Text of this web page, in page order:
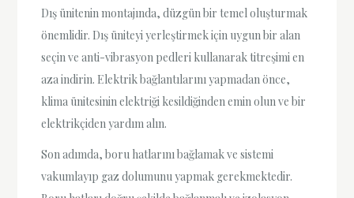
Dış ünitenin montajında, düzgün bir temel oluşturmak
önemlidir. Dış üniteyi yerleştirmek için uygun bir alan
seçin ve anti-vibrasyon pedleri kullanarak titreşimi en
aza indirin. Elektrik bağlantılarını yapmadan önce,
klima ünitesinin elektriği kesildiğinden emin olun ve bir
elektrikçiden yardım alın.
Son adımda, boru hatlarını bağlamak ve sistemi
vakumlayıp gaz dolumunu yapmak gerekmektedir.